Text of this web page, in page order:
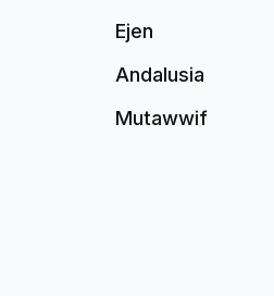
Ejen
Andalusia
Mutawwif